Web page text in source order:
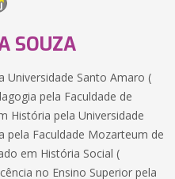
SOUZA
Universidade Santo Amaro (
pela Faculdade de
História pela Universidade
pela Faculdade Mozarteum de
em História Social (
no Ensino Superior pela